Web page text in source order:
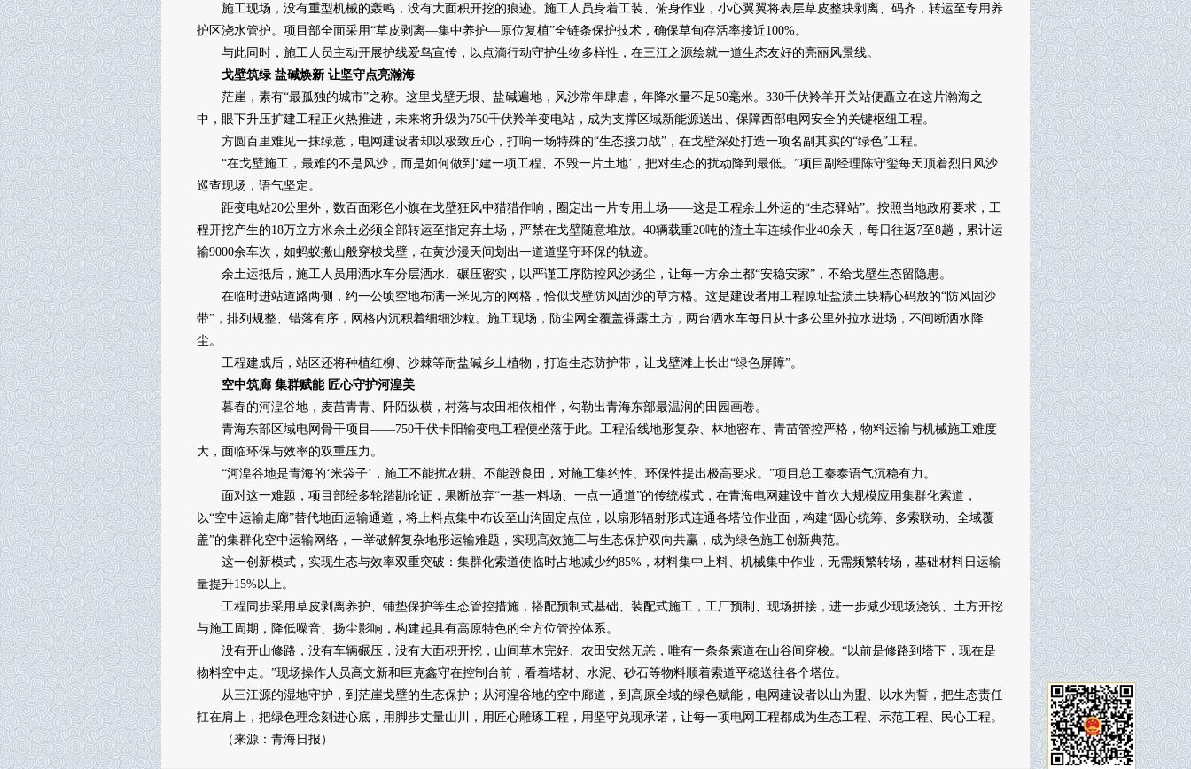
施工现场，没有重型机械的轰鸣，没有大面积开挖的痕迹。施工人员身着工装、俯身作业，小心翼翼将表层草皮整块剥离、码齐，转运至专用养
护区浇水管护。项目部全面采用“草皮剥离—集中养护—原位复植”全链条保护技术，确保草甸存活率接近100%。
与此同时，施工人员主动开展护线爱鸟宣传，以点滴行动守护生物多样性，在三江之源绘就一道生态友好的亮丽风景线。
戈壁筑绿 盐碱焕新 让坚守点亮瀚海
茫崖，素有“最孤独的城市”之称。这里戈壁无垠、盐碱遍地，风沙常年肆虐，年降水量不足50毫米。330千伏羚羊开关站便矗立在这片瀚海之
中，眼下升压扩建工程正火热推进，未来将升级为750千伏羚羊变电站，成为支撑区域新能源送出、保障西部电网安全的关键枢纽工程。
方圆百里难见一抹绿意，电网建设者却以极致匠心，打响一场特殊的“生态接力战”，在戈壁深处打造一项名副其实的“绿色”工程。
“在戈壁施工，最难的不是风沙，而是如何做到‘建一项工程、不毁一片土地’，把对生态的扰动降到最低。”项目副经理陈守玺每天顶着烈日风沙
巡查现场，语气坚定。
距变电站20公里外，数百面彩色小旗在戈壁狂风中猎猎作响，圈定出一片专用土场——这是工程余土外运的“生态驿站”。按照当地政府要求，工
程开挖产生的18万立方米余土必须全部转运至指定弃土场，严禁在戈壁随意堆放。40辆载重20吨的渣土车连续作业40余天，每日往返7至8趟，累计运
输9000余车次，如蚂蚁搬山般穿梭戈壁，在黄沙漫天间划出一道道坚守环保的轨迹。
余土运抵后，施工人员用洒水车分层洒水、碾压密实，以严谨工序防控风沙扬尘，让每一方余土都“安稳安家”，不给戈壁生态留隐患。
在临时进站道路两侧，约一公顷空地布满一米见方的网格，恰似戈壁防风固沙的草方格。这是建设者用工程原址盐渍土块精心码放的“防风固沙
带”，排列规整、错落有序，网格内沉积着细细沙粒。施工现场，防尘网全覆盖裸露土方，两台洒水车每日从十多公里外拉水进场，不间断洒水降
尘。
工程建成后，站区还将种植红柳、沙棘等耐盐碱乡土植物，打造生态防护带，让戈壁滩上长出“绿色屏障”。
空中筑廊 集群赋能 匠心守护河湟美
暮春的河湟谷地，麦苗青青、阡陌纵横，村落与农田相依相伴，勾勒出青海东部最温润的田园画卷。
青海东部区域电网骨干项目——750千伏卡阳输变电工程便坐落于此。工程沿线地形复杂、林地密布、青苗管控严格，物料运输与机械施工难度
大，面临环保与效率的双重压力。
“河湟谷地是青海的‘米袋子’，施工不能扰农耕、不能毁良田，对施工集约性、环保性提出极高要求。”项目总工秦泰语气沉稳有力。
面对这一难题，项目部经多轮踏勘论证，果断放弃“一基一料场、一点一通道”的传统模式，在青海电网建设中首次大规模应用集群化索道，
以“空中运输走廊”替代地面运输通道，将上料点集中布设至山沟固定点位，以扇形辐射形式连通各塔位作业面，构建“圆心统筹、多索联动、全域覆
盖”的集群化空中运输网络，一举破解复杂地形运输难题，实现高效施工与生态保护双向共赢，成为绿色施工创新典范。
这一创新模式，实现生态与效率双重突破：集群化索道使临时占地减少约85%，材料集中上料、机械集中作业，无需频繁转场，基础材料日运输
量提升15%以上。
工程同步采用草皮剥离养护、铺垫保护等生态管控措施，搭配预制式基础、装配式施工，工厂预制、现场拼接，进一步减少现场浇筑、土方开挖
与施工周期，降低噪音、扬尘影响，构建起具有高原特色的全方位管控体系。
没有开山修路，没有车辆碾压，没有大面积开挖，山间草木完好、农田安然无恙，唯有一条条索道在山谷间穿梭。“以前是修路到塔下，现在是
物料空中走。”现场操作人员高文新和巨克鑫守在控制台前，看着塔材、水泥、砂石等物料顺着索道平稳送往各个塔位。
从三江源的湿地守护，到茫崖戈壁的生态保护；从河湟谷地的空中廊道，到高原全域的绿色赋能，电网建设者以山为盟、以水为誓，把生态责任
扛在肩上，把绿色理念刻进心底，用脚步丈量山川，用匠心雕琢工程，用坚守兑现承诺，让每一项电网工程都成为生态工程、示范工程、民心工程。
（来源：青海日报）